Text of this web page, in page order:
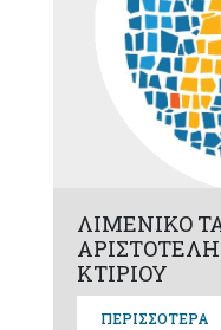
ΛΙΜΕΝΙΚΟ
ΚΤΙΡΙΟΥ
ΠΕΡΙΣΣΟΤΕΡΑ